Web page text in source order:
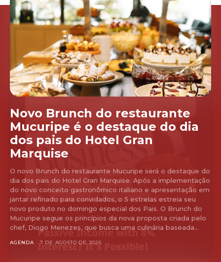
Novo Brunch do restaurante
Mucuripe é o destaque do dia
dos pais do Hotel Gran
Marquise
O novo Brunch do restaurante Mucuripe será o destaque do
dia dos pais do Hotel Gran Marquise. Após a implementação
do novo conceito gastronômico italiano e apresentação em
jantar refinado para convidados, o 5 estrelas estreia seu
novo produto no domingo especial dos Pais. O Brunch do
Mucuripe segue os princípios da nova proposta criada pelo
chef, Diogo Menezes, que busca uma culinária baseada...
AGENDA 7 DE AGOSTO DE 2026